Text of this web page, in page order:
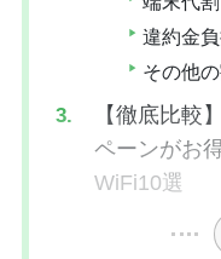
違約金
その他
【徹底比較
ペーンがお
WiFi10選